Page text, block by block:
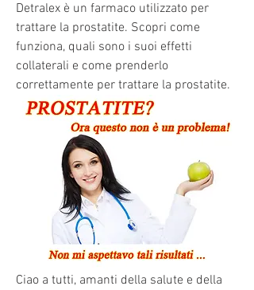
Detralex è un farmaco utilizzato per
trattare la prostatite. Scopri come
funziona, quali sono i suoi effetti
collaterali e come prenderlo
correttamente per trattare la prostatite.
Ciao a tutti, amanti della salute e della